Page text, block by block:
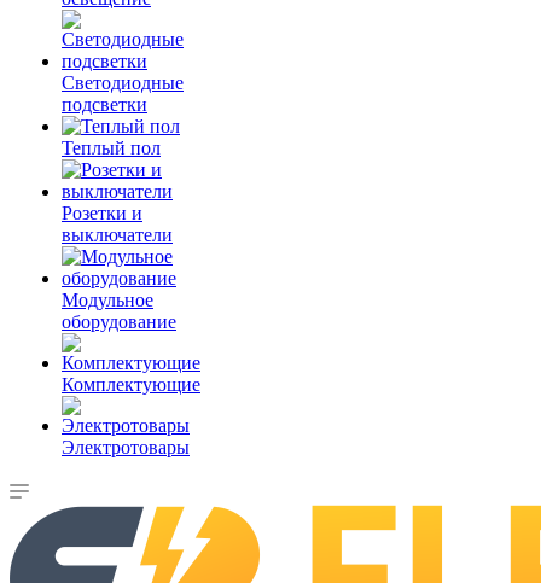
Светодиодные
подсветки
Теплый пол
Розетки и
выключатели
Модульное
оборудование
Комплектующие
Электротовары